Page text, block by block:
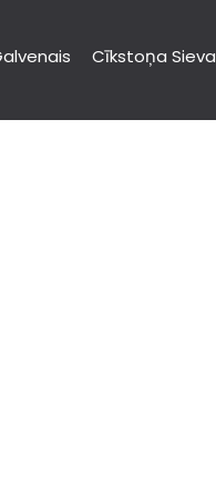
Cīkstoņa Sieva